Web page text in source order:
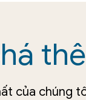
của chúng